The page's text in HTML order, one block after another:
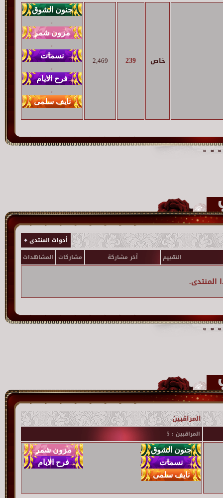
خاص 239
2,469
,
,
,
,
أدوات المنتدى
التقييم
آخر مشاركة مشاركات المشاهدات
المنتدى.
المراقبين
المراقبين : 5
,
,
,
,